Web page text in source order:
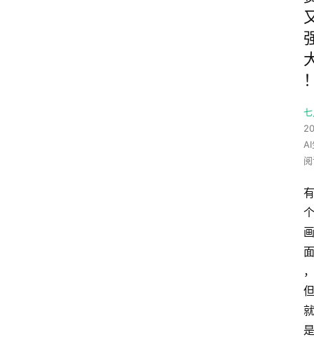
有
个
画
面
，
但
就
是